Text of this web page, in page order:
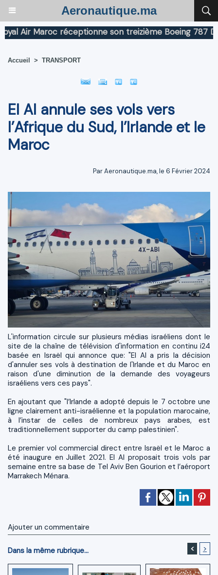
Aeronautique.ma
Air Maroc réceptionne son treizième Boeing 787
Accueil > TRANSPORT
El Al annule ses vols vers
l’Afrique du Sud, l’Irlande et le
Maroc
Par Aeronautique.ma, le 6 Février 2024
L'information circule sur plusieurs médias israéliens dont le
site de la chaîne de télévision d'information en continu i24
basée en Israël qui annonce que: "El Al a pris la décision
d'annuler ses vols à destination de l'Irlande et du Maroc en
raison d'une diminution de la demande des voyageurs
israéliens vers ces pays".
En ajoutant que "l’Irlande a adopté depuis le 7 octobre une
ligne clairement anti-israélienne et la population marocaine,
à l’instar de celles de nombreux pays arabes, est
traditionnellement supporter du camp palestinien".
Le premier vol commercial direct entre Israël et le Maroc a
été inaugure en Juillet 2021. El Al proposait trois vols par
semaine entre sa base de Tel Aviv Ben Gourion et l’aéroport
Marrakech Ménara.
Ajouter un commentaire
Dans la même rubrique... < >